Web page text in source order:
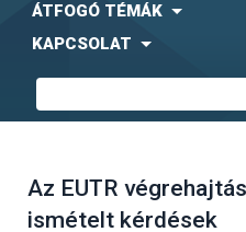
ÁTFOGÓ TÉMÁK
KAPCSOLAT
Az EUTR
ismételt kérdések